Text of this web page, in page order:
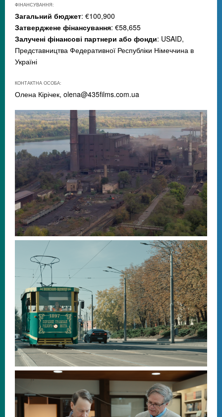
ФІНАНСУВАННЯ:
Загальний бюджет: €100,900
Затверджене фінансування: €58,655
Залучені фінансові партнери або фонди: USAID,
Представництва Федеративної Республіки Німеччина в
Україні
КОНТАКТНА ОСОБА:
Олена Кірічек, olena@435films.com.ua